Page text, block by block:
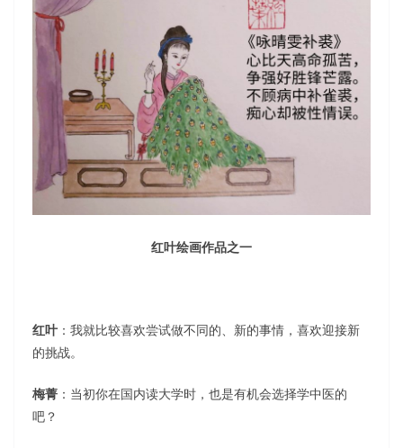
红叶绘画作品之一
红叶 ：我就比较喜欢尝试做不同的、新的事情，喜欢迎接新
的挑战。
梅菁 ：当初你在国内读大学时，也是有机会选择学中医的
吧？